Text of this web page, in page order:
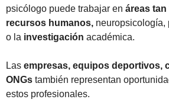
psicólogo puede trabajar en áreas
recursos humanos, neuropsicología,
o la investigación académica.
Las empresas, equipos deportivos,
ONGs también representan
estos profesionales.